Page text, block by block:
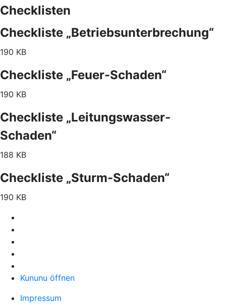
Checklisten
Checkliste „Betriebsunterbrechung“
190 KB
Checkliste „Feuer-Schaden“
190 KB
Checkliste „Leitungswasser-
Schaden“
188 KB
Checkliste „Sturm-Schaden“
190 KB
Kununu öffnen
Impressum